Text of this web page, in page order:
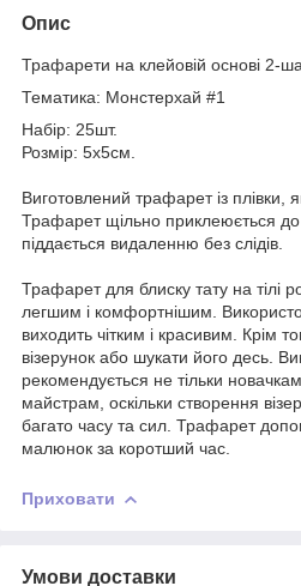
Опис
Трафарети на клейовій основі 2-
Тематика: Монстерхай #1
Набір: 25шт.
Розмір: 5х5см.
Виготовлений трафарет із плівки,
Трафарет щільно приклеюється до
піддається видаленню без слідів.
Трафарет для блиску тату на тілі
легшим і комфортнішим.
виходить чітким і красивим. Крім
візерунок або шукати його десь.
рекомендується не тільки
майстрам, оскільки створення
багато часу та сил. Трафарет
малюнок за коротший час.
Приховати
Умови доставки